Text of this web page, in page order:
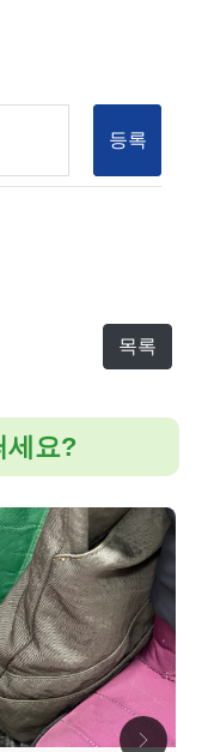
등록
목록
세요?